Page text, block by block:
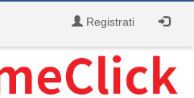
Registrati